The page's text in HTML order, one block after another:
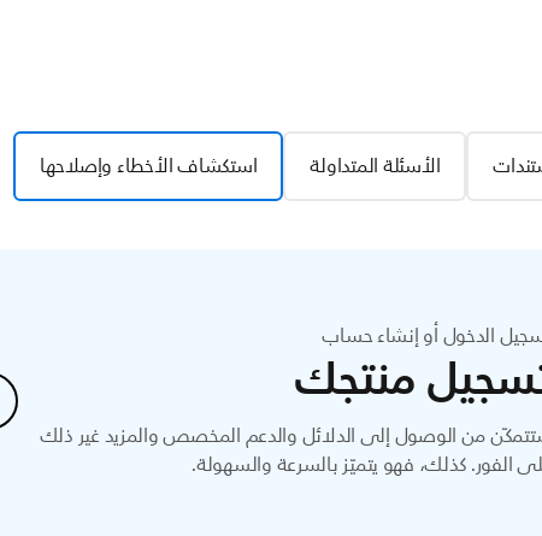
الأسئلة المتداولة استكشاف الأخطاء وإصلاحها
الدخول أو إنشاء حساب
منتجك
من الوصول إلى الدلائل والدعم المخصص والمزيد غير ذلك
الفور. كذلك، فهو يتميّز بالسرعة والسهولة.